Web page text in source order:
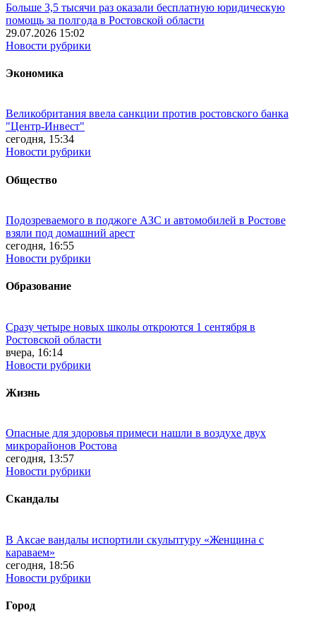
Больше 3,5 тысячи раз оказали бесплатную юридическую
помощь за полгода в Ростовской области
29.07.2026 15:02
Новости рубрики
Экономика
Великобритания ввела санкции против ростовского банка
"Центр-Инвест"
сегодня, 15:34
Новости рубрики
Общество
Подозреваемого в поджоге АЗС и автомобилей в Ростове
взяли под домашний арест
сегодня, 16:55
Новости рубрики
Образование
Сразу четыре новых школы откроются 1 сентября в
Ростовской области
вчера, 16:14
Новости рубрики
Жизнь
Опасные для здоровья примеси нашли в воздухе двух
микрорайонов Ростова
сегодня, 13:57
Новости рубрики
Скандалы
В Аксае вандалы испортили скульптуру «Женщина с
караваем»
сегодня, 18:56
Новости рубрики
Город